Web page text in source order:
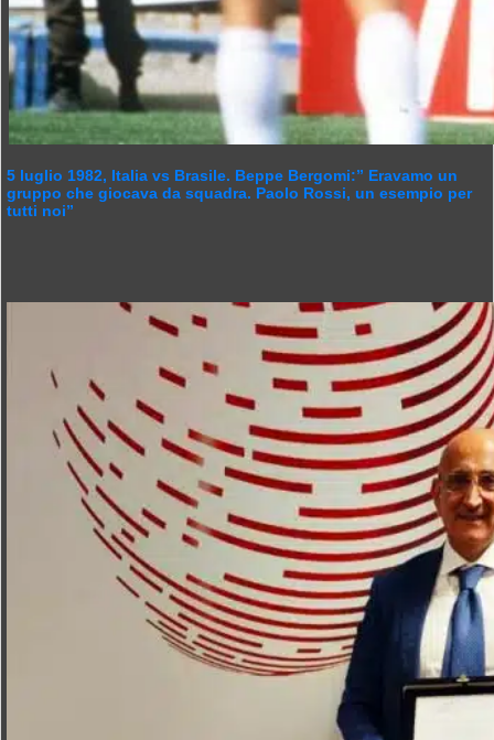
5 luglio 1982, Italia vs Brasile. Beppe Bergomi:” Eravamo un
gruppo che giocava da squadra. Paolo Rossi, un esempio per
tutti noi”